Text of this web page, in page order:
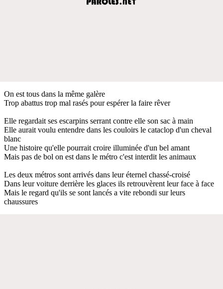
On est tous dans la même galère
Trop abattus trop mal rasés pour espérer la faire rêver
Elle regardait ses escarpins serrant contre elle son sac à main
Elle aurait voulu entendre dans les couloirs le cataclop d'un cheval
blanc
Une histoire qu'elle pourrait croire illuminée d'un bel amant
Mais pas de bol on est dans le métro c'est interdit les animaux
Les deux métros sont arrivés dans leur éternel chassé-croisé
Dans leur voiture derrière les glaces ils retrouvèrent leur face à face
Mais le regard qu'ils se sont lancés a vite rebondi sur leurs
chaussures